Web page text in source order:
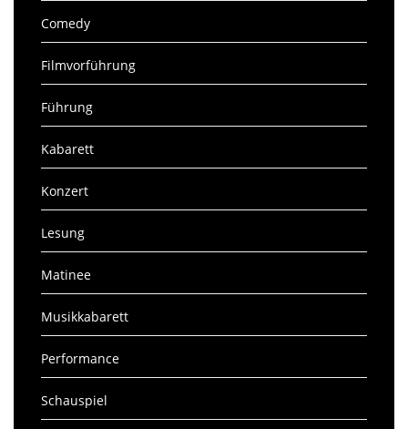
Comedy
Filmvorführung
Führung
Kabarett
Konzert
Lesung
Matinee
Musikkabarett
Performance
Schauspiel